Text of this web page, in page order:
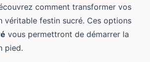
comment transformer vos
véritable festin sucré. Ces options
vous permettront de démarrer la
pied.